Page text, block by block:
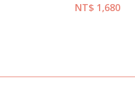
NT$ 1,680